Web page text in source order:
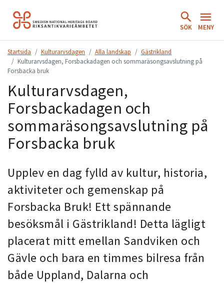
Hoppa
till
SÖK MENY
Startsida Kulturarvsdagen Alla landskap
Gästrikland
Kulturarvsdagen, Forsbackadagen och sommaräsongsavslutning på
Forsbacka bruk
Kulturarvsdagen,
Forsbackadagen och
sommaräsongsavslutning på
Forsbacka bruk
Upplev en dag fylld av kultur, historia,
aktiviteter och gemenskap på
Forsbacka Bruk! Ett spännande
besöksmål i Gästrikland! Detta lägligt
placerat mitt emellan Sandviken och
Gävle och bara en timmes bilresa från
både Uppland, Dalarna och